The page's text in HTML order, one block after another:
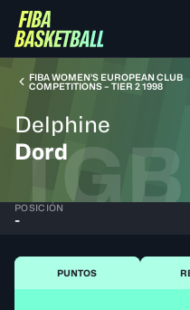
FIBA WOMEN’S EUROPEAN CLUB
COMPETITIONS – TIER 2 1998
Delphine
Dord
TGB
POSICIÓN
-
PUNTOS